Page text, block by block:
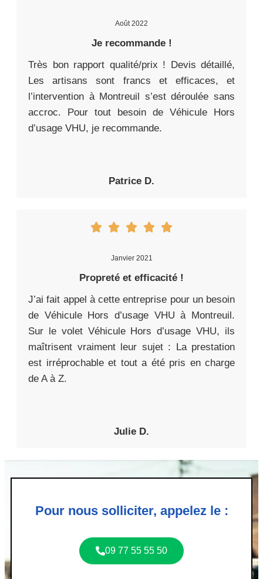
Août 2022
Je recommande !
Très bon rapport qualité/prix ! Devis détaillé,
Les artisans sont francs et efficaces, et
l’intervention à Montreuil s’est déroulée sans
accroc. Pour tout besoin de Véhicule Hors
d’usage VHU, je recommande.
Patrice D.
Janvier 2021
Propreté et efficacité !
J’ai fait appel à cette entreprise pour un besoin
de Véhicule Hors d’usage VHU à Montreuil.
Sur le volet Véhicule Hors d’usage VHU, ils
maîtrisent vraiment leur sujet : La prestation
est irréprochable et tout a été pris en charge
de A à Z.
Julie D.
Pour nous solliciter, appelez le :
09 77 55 55 50